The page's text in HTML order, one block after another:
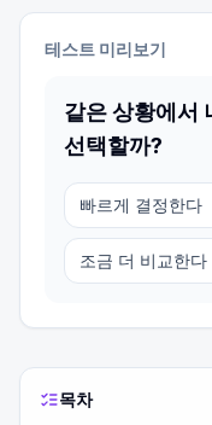
테스트 미리보기
같은 상황에서
선택할까?
빠르게 결정한다
조금 더 비교한다
목차